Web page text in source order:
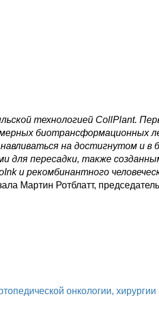
технологией CollPlant.
биотрансформационных
на достигнутом и в
для пересадки, также
и рекомбинантного
Мартин Ротблатт,
онкологии, хирургии